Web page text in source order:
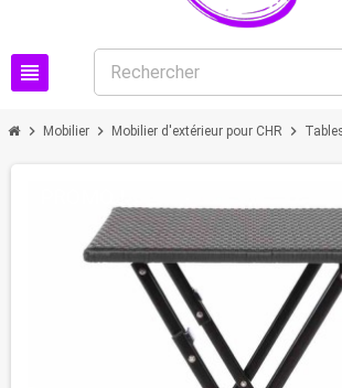
view_headline
chevron_right Mobilier chevron_right Mobilier d'extérieur pour CHR chevron_right